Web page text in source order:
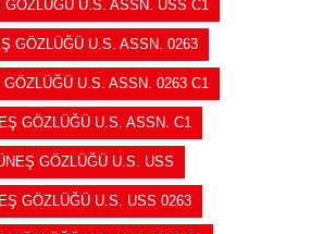
GÖZLÜĞÜ U.S. ASSN. USS C1
GÖZLÜĞÜ U.S. ASSN. 0263
GÖZLÜĞÜ U.S. ASSN. 0263 C1
GÖZLÜĞÜ U.S. ASSN. C1
GÖZLÜĞÜ U.S. USS
GÖZLÜĞÜ U.S. USS 0263